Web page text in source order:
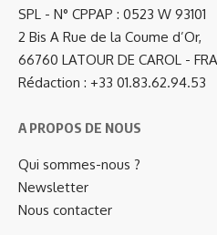
SPL - N° CPPAP : 0523 W 93101
2 Bis A Rue de la Coume d’Or,
66760 LATOUR DE CAROL -
Rédaction : +33 01.83.62.94.53
A PROPOS DE NOUS
Qui sommes-nous ?
Newsletter
Nous contacter